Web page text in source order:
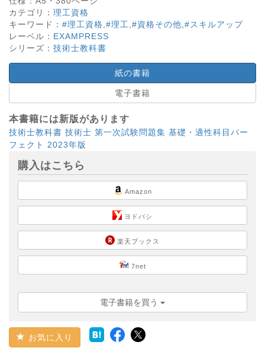
カテゴリ： 理工資格
キーワード： #理工資格 #理工 #資格その他 #スキルアップ
レーベル： EXAMPRESS
シリーズ： 技術士教科書
紙の書籍
電子書籍
本書籍には新版があります
技術士教科書 技術士 第一次試験問題集 基礎・適性科目パー
フェクト 2023年版
購入はこちら
Amazon
ヨドバシ
楽天ブックス
7net
電子書籍を買う
お気に入り